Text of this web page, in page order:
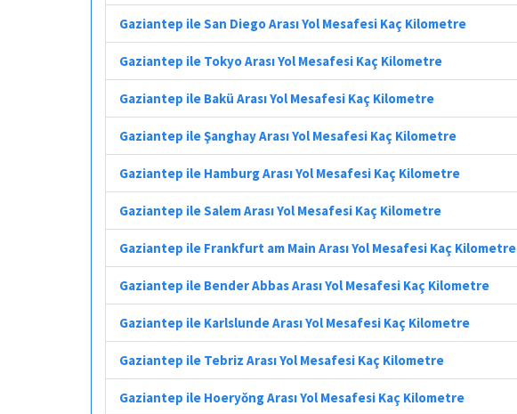
Gaziantep ile San Diego Arası Yol Mesafesi Kaç Kilometre
Gaziantep ile Tokyo Arası Yol Mesafesi Kaç Kilometre
Gaziantep ile Bakü Arası Yol Mesafesi Kaç Kilometre
Gaziantep ile Şanghay Arası Yol Mesafesi Kaç Kilometre
Gaziantep ile Hamburg Arası Yol Mesafesi Kaç Kilometre
Gaziantep ile Salem Arası Yol Mesafesi Kaç Kilometre
Gaziantep ile Frankfurt am Main Arası Yol Mesafesi Kaç Kilometre
Gaziantep ile Bender Abbas Arası Yol Mesafesi Kaç Kilometre
Gaziantep ile Karlslunde Arası Yol Mesafesi Kaç Kilometre
Gaziantep ile Tebriz Arası Yol Mesafesi Kaç Kilometre
Gaziantep ile Hoeryŏng Arası Yol Mesafesi Kaç Kilometre